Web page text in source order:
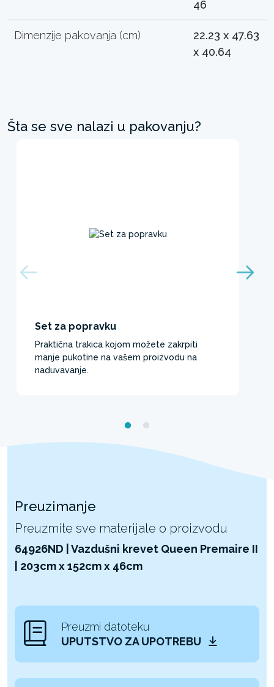
46
Dimenzije pakovanja (cm)
22.23 x 47.63
x 40.64
Šta se sve nalazi u pakovanju?
Set za popravku
Praktična trakica kojom možete zakrpiti
manje pukotine na vašem proizvodu na
naduvavanje.
Preuzimanje
Preuzmite sve materijale o proizvodu
64926ND | Vazdušni krevet Queen Premaire II
| 203cm x 152cm x 46cm
Preuzmi datoteku
UPUTSTVO ZA UPOTREBU